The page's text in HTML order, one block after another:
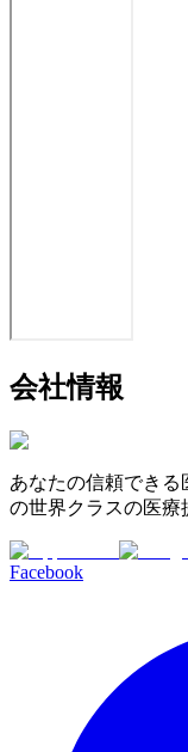
会社情報
あなたの信頼できる
の世界クラスの医療
Facebook